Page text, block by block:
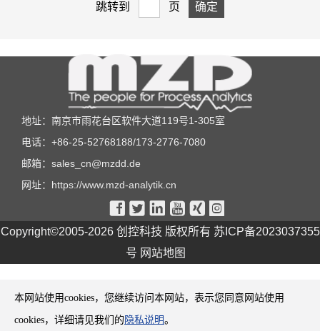
跳转到 页
地址：南京市雨花台区软件大道119号1-305室
电话：+86-25-52768188/173-2776-7080
邮箱： sales_cn@mzdd.de
网址： https://www.mzd-analytik.cn
     
Copyright©2005-2026 创控科技 版权所有 苏ICP备2023037355
号 网站地图
本网站使用cookies，您继续访问本网站，表示您同意网站使用
cookies，详细请见我们的 隐私说明。